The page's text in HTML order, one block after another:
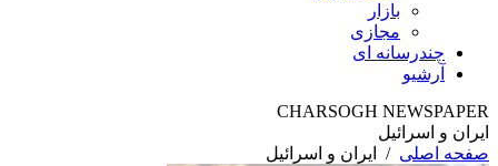
بازار
مجازی
چندرسانه ای
آرشیو
CHARSOGH NEWSPAPER
ایران و اسرائیل
صفحه اصلی / ایران و اسرائیل